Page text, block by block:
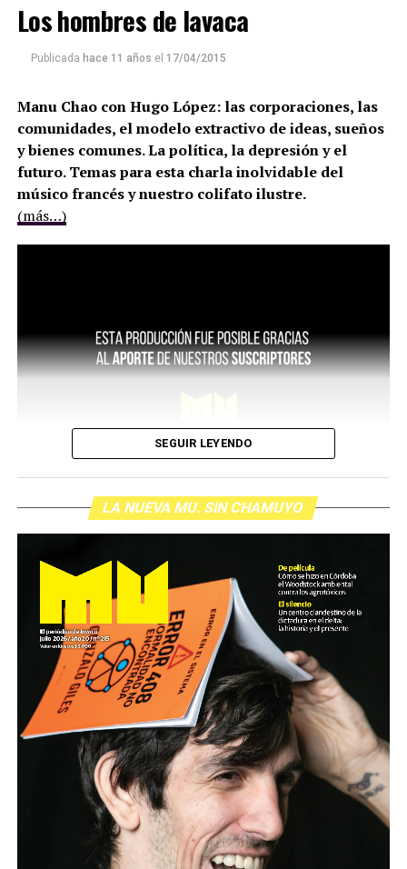
Los hombres de lavaca
Publicada hace 11 años el 17/04/2015
Manu Chao con Hugo López: las corporaciones, las
comunidades, el modelo extractivo de ideas, sueños
y bienes comunes. La política, la depresión y el
futuro. Temas para esta charla inolvidable del
músico francés y nuestro colifato ilustre.
(más…)
SEGUIR LEYENDO
LA NUEVA MU. SIN CHAMUYO